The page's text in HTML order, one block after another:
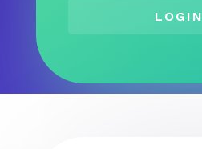
LOGIN